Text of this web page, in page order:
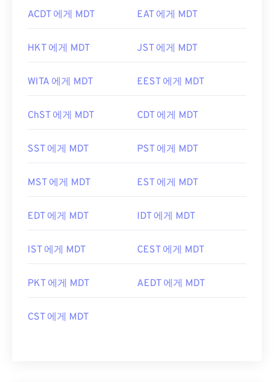
ACDT 에게 MDT EAT 에게 MDT
HKT 에게 MDT JST 에게 MDT
WITA 에게 MDT EEST 에게 MDT
ChST 에게 MDT CDT 에게 MDT
SST 에게 MDT PST 에게 MDT
MST 에게 MDT EST 에게 MDT
EDT 에게 MDT IDT 에게 MDT
IST 에게 MDT CEST 에게 MDT
PKT 에게 MDT AEDT 에게 MDT
CST 에게 MDT